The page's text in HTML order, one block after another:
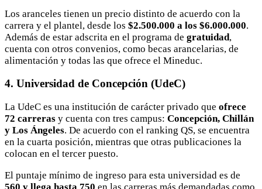
Los aranceles tienen un precio distinto de acuerdo con la
carrera y el plantel, desde los $2.500.000 a los $6.000.000.
Además de estar adscrita en el programa de gratuidad,
cuenta con otros convenios, como becas arancelarias, de
alimentación y todas las que ofrece el Mineduc.
4. Universidad de Concepción (UdeC)
La UdeC es una institución de carácter privado que ofrece
72 carreras y cuenta con tres campus: Concepción, Chillán
y Los Ángeles. De acuerdo con el ranking QS, se encuentra
en la cuarta posición, mientras que otras publicaciones la
colocan en el tercer puesto.
El puntaje mínimo de ingreso para esta universidad es de